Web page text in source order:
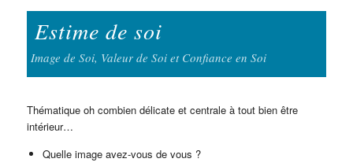
Estime de soi
Image de Soi, Valeur de Soi et Confiance en Soi
Thématique oh combien délicate et centrale à tout bien être
intérieur…
Quelle image avez-vous de vous ?